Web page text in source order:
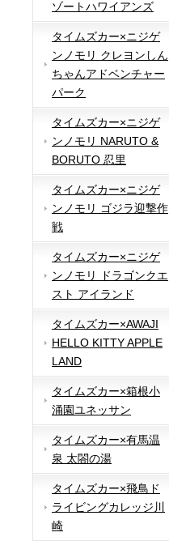
ゾートハワイアンズ
タイムズカー×ニジゲ
ンノモリ クレヨンしん
ちゃんアドベンチャー
パーク
タイムズカー×ニジゲ
ンノモリ NARUTO &
BORUTO 忍里
タイムズカー×ニジゲ
ンノモリ ゴジラ迎撃作
戦
タイムズカー×ニジゲ
ンノモリ ドラゴンクエ
スト アイランド
タイムズカー×AWAJI
HELLO KITTY APPLE
LAND
タイムズカー×箱根小
涌園ユネッサン
タイムズカー×有馬温
泉 太閤の湯
タイムズカー×飛鳥ド
ライビングカレッジ川
崎